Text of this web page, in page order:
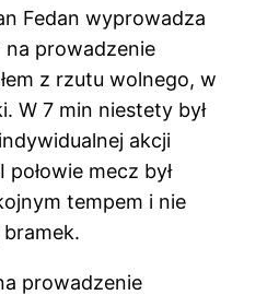
Fedan wyprowadza
na prowadzenie
z rzutu wolnego, w
W 7 min niestety był
akcji
mecz był
tempem i nie
prowadzenie